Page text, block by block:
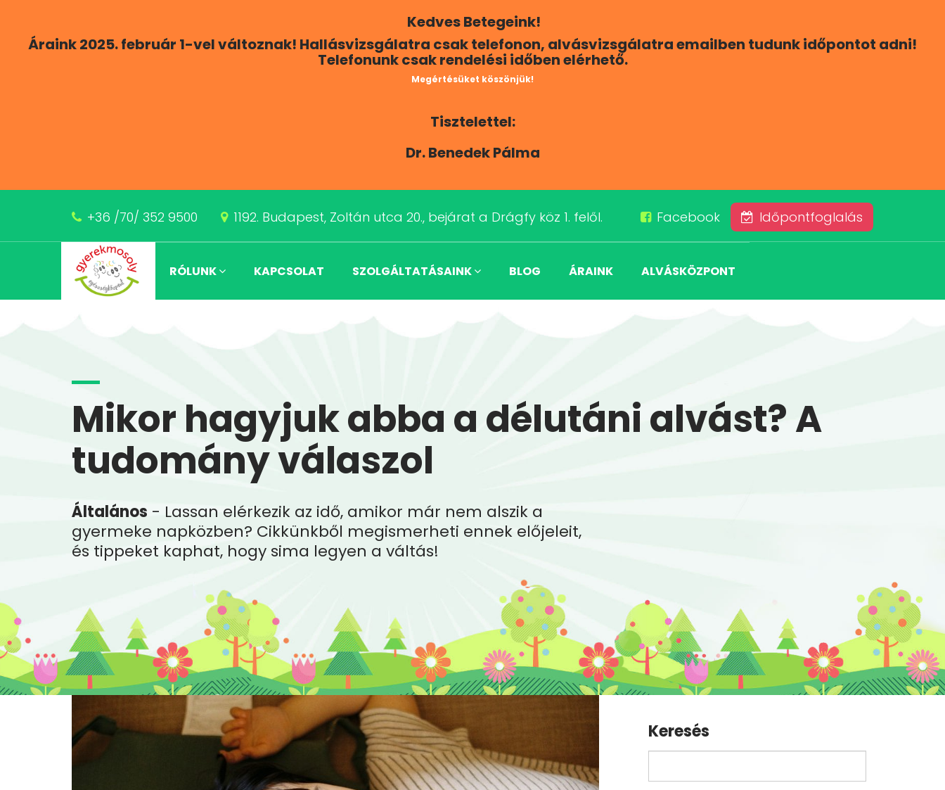
Kedves Betegeink!
Áraink 2025. február 1-vel változnak! Hallásvizsgálatra csak telefonon, alvásvizsgálatra emailben tudunk időpontot adni!
Telefonunk csak rendelési időben elérhető.
Megértésüket köszönjük!
Tisztelettel:
Dr. Benedek Pálma
+36 /70/ 352 9500 1192. Budapest, Zoltán utca 20., bejárat a Drágfy köz 1. felől. Időpontfoglalás
Facebook
RÓLUNK KAPCSOLAT SZOLGÁLTATÁSAINK BLOG ÁRAINK ALVÁSKÖZPONT
Mikor hagyjuk abba a délutáni alvást? A
tudomány válaszol
Általános - Lassan elérkezik az idő, amikor már nem alszik a
gyermeke napközben? Cikkünkből megismerheti ennek előjeleit,
és tippeket kaphat, hogy sima legyen a váltás!
Keresés